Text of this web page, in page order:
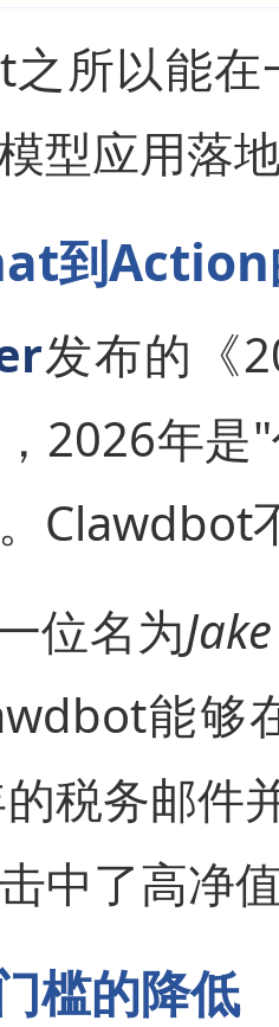
所以能
型应用
到Action
发布的《
2026年
Clawdbot
位名为
能够
税务邮件
中了高净
槛的降低